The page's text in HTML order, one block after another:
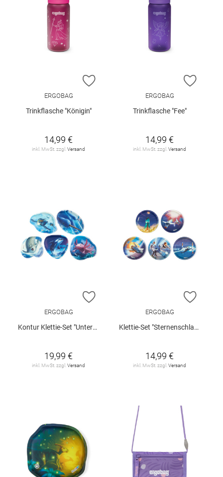
ZUR WUNSCHLISTE HINZUFÜGEN
ERGOBAG
Trinkflasche "Königin"
14,99 €
inkl. MwSt. zzgl. Versand
ZUR
ERGOBAG
Trinkflasche "Fee"
14,99 €
inkl. MwSt. zzgl. Versand
ZUR WUNSCHLISTE HINZUFÜGEN
ERGOBAG
Kontur Klettie-Set "Unterwasser"
19,99 €
inkl. MwSt. zzgl. Versand
ZUR
ERGOBAG
Klettie-Set "Sternenschlacht"
14,99 €
inkl. MwSt. zzgl. Versand